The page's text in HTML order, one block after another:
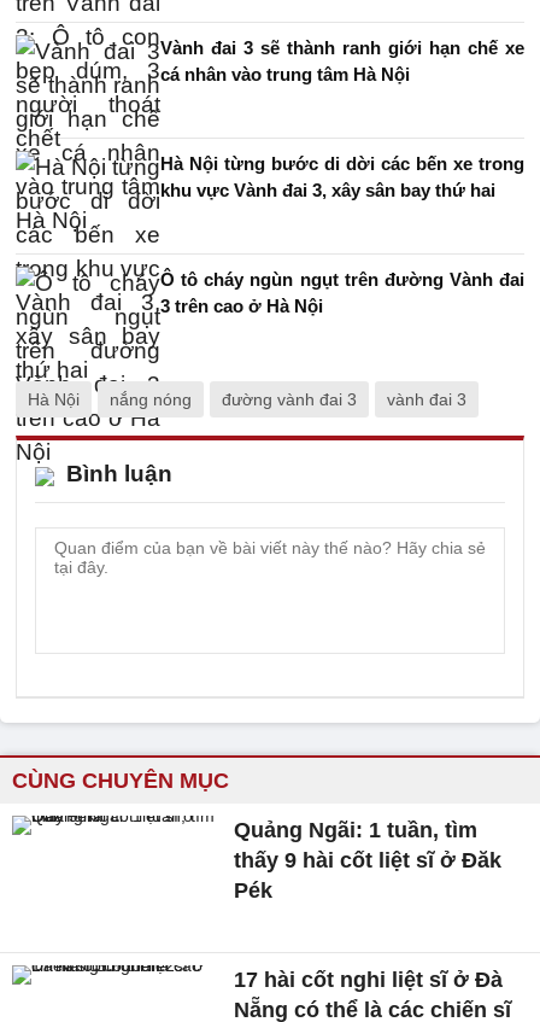
Vành đai 3 sẽ thành ranh giới hạn chế xe
cá nhân vào trung tâm Hà Nội
Hà Nội từng bước di dời các bến xe trong
khu vực Vành đai 3, xây sân bay thứ hai
Ô tô cháy ngùn ngụt trên đường Vành đai
3 trên cao ở Hà Nội
Hà Nội nắng nóng đường vành đai 3 vành đai 3
Bình luận
CÙNG CHUYÊN MỤC
Quảng Ngãi: 1 tuần, tìm
thấy 9 hài cốt liệt sĩ ở Đăk
Pék
17 hài cốt nghi liệt sĩ ở Đà
Nẵng có thể là các chiến sĩ